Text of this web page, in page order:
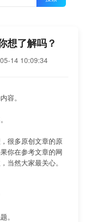
想了解吗？
14 10:09:34
容。
很多原创文章的原
你在参考文章的网
当然大家最关心。
。